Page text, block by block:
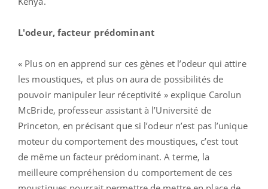
L'odeur, facteur prédominant
« Plus on en apprend sur ces gènes et l’odeur qui attire
les moustiques, et plus on aura de possibilités de
pouvoir manipuler leur réceptivité » explique Carolun
McBride, professeur assistant à l’Université de
Princeton, en précisant que si l’odeur n’est pas l’unique
moteur du comportement des moustiques, c’est tout
de même un facteur prédominant. A terme, la
meilleure compréhension du comportement de ces